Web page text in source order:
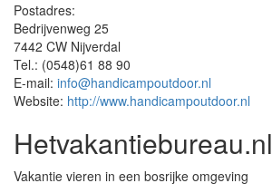
Postadres:
Bedrijvenweg 25
7442 CW Nijverdal
Tel.: (0548)61 88 90
E-mail: info@handicampoutdoor.nl
Website: http://www.handicampoutdoor.nl
Hetvakantiebureau.nl
Vakantie vieren in een bosrijke omgeving